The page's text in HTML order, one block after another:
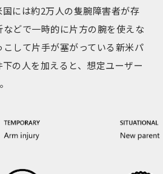
には約2万人の隻腕障害者が存
どで一時的に片方の腕を使えな
して片手が塞がっている新米パ
の人を加えると、想定ユーザー